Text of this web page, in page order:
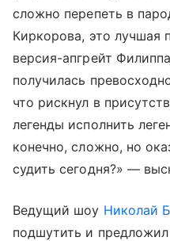
сложно перепеть в
Киркорова, это лучшая
версия-апгрейт
получилась
что рискнул в
легенды исполнить
конечно, сложно, но
судить сегодня?» —
Ведущий шоу Николай
подшутить и